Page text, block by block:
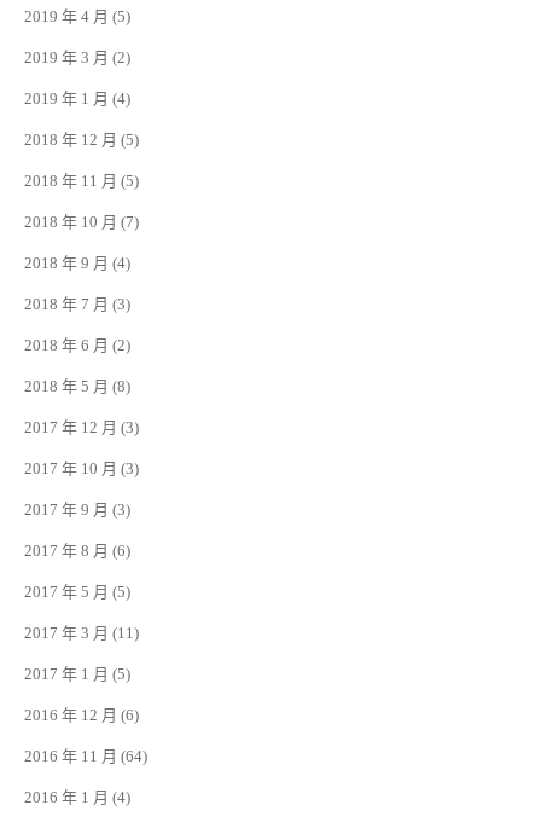
2019 年 4 月 (5)
2019 年 3 月 (2)
2019 年 1 月 (4)
2018 年 12 月 (5)
2018 年 11 月 (5)
2018 年 10 月 (7)
2018 年 9 月 (4)
2018 年 7 月 (3)
2018 年 6 月 (2)
2018 年 5 月 (8)
2017 年 12 月 (3)
2017 年 10 月 (3)
2017 年 9 月 (3)
2017 年 8 月 (6)
2017 年 5 月 (5)
2017 年 3 月 (11)
2017 年 1 月 (5)
2016 年 12 月 (6)
2016 年 11 月 (64)
2016 年 1 月 (4)